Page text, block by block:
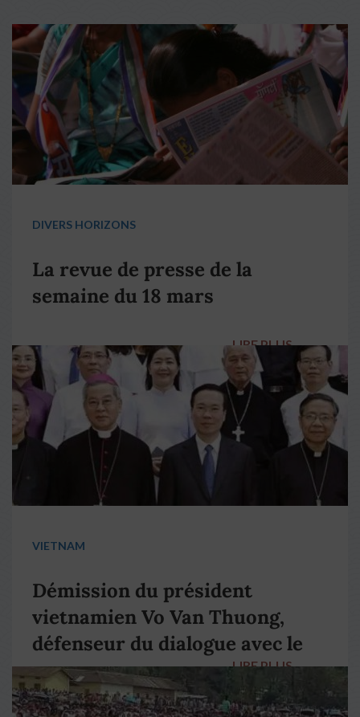
DIVERS HORIZONS
La revue de presse de la
semaine du 18 mars
LIRE PLUS →
VIETNAM
Démission du président
vietnamien Vo Van Thuong,
défenseur du dialogue avec le
pape François
LIRE PLUS →